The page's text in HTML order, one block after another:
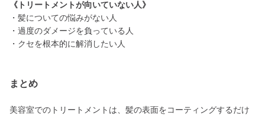
《トリートメントが向いていない人》
・髪についての悩みがない人
・過度のダメージを負っている人
・クセを根本的に解消したい人
まとめ
美容室でのトリートメントは、髪の表面をコーティングするだけ